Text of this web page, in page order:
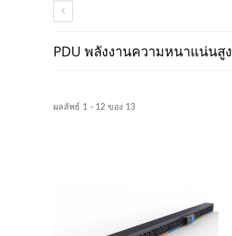
PDU พลังงานความหนาแน่นสูง
ผลลัพธ์ 1 - 12 ของ 13